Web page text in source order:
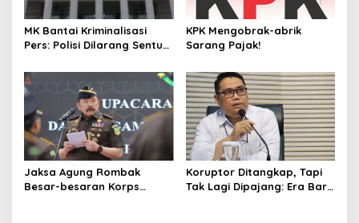
MK Bantai Kriminalisasi
Pers: Polisi Dilarang Sentuh
KPK Mengobrak-abrik
Sarang Pajak!
Jaksa Agung Rombak
Besar-besaran Korps
Koruptor Ditangkap, Tapi
Tak Lagi Dipajang: Era Baru